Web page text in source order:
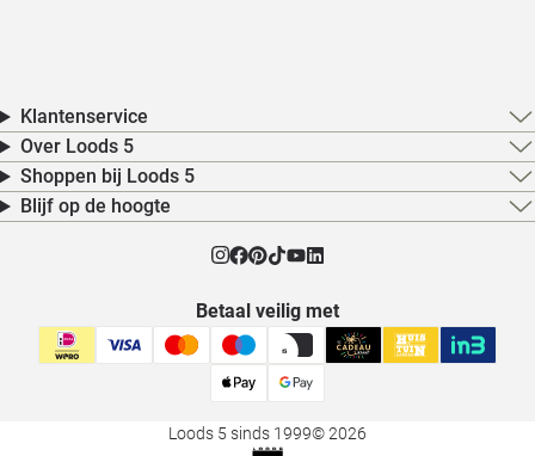
Klantenservice
Over Loods 5
Shoppen bij Loods 5
Blijf op de hoogte
Betaal veilig met
Loods 5 sinds 1999© 2026